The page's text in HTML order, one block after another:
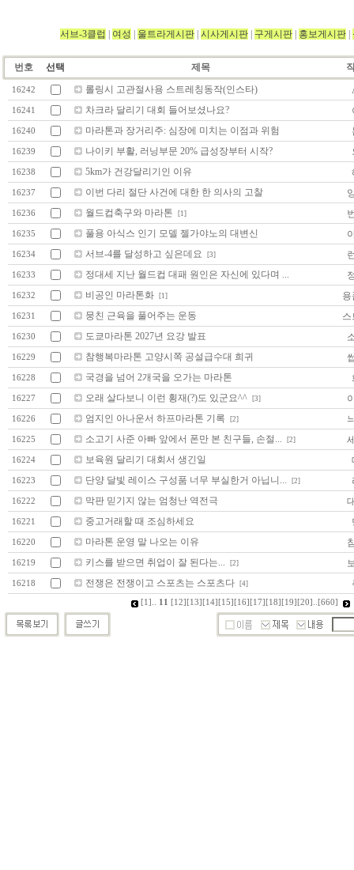
서브-3클럽 여성 울트라게시판 시사게시판 구게시판 홍보게시판
번호 선택 제목
16242 롤링시 고관절사용 스트레칭동작(인스타)
16241 차크라 달리기 대회 들어보셨나요?
16240 마라톤과 장거리주: 심장에 미치는 이점과 위험
16239 나이키 부활, 러닝부문 20% 급성장부터 시작?
16238 5km가 건강달리기인 이유
16237 이번 다리 절단 사건에 대한 한 의사의 고찰
16236 월드컵축구와 마라톤 [1]
16235 풀용 아식스 인기 모델 젤가야노의 대변신
16234 서브-4를 달성하고 싶은데요 [3]
16233 정대세 지난 월드컵 대패 원인은 자신에 있다며 ...
16232 비공인 마라톤화 [1] 용
16231 뭉친 근육을 풀어주는 운동 스
16230 도쿄마라톤 2027년 요강 발표
16229 참행복마라톤 고양시쪽 공설급수대 희귀
16228 국경을 넘어 2개국을 오가는 마라톤
16227 오래 살다보니 이런 횡재(?)도 있군요^^ [3]
16226 엄지인 아나운서 하프마라톤 기록 [2]
16225 소고기 사준 아빠 앞에서 폰만 본 친구들, 손절... [2]
16224 보육원 달리기 대회서 생긴일
16223 단양 달빛 레이스 구성품 너무 부실한거 아닙니... [2]
16222 막판 믿기지 않는 엄청난 역전극
16221 중고거래할 때 조심하세요
16220 마라톤 운영 말 나오는 이유
16219 키스를 받으면 취업이 잘 된다는... [2]
16218 전쟁은 전쟁이고 스포츠는 스포츠다 [4]
[1] 11 [12] [13] [14] [15] [16] [17] [18] [19] [20] [660]